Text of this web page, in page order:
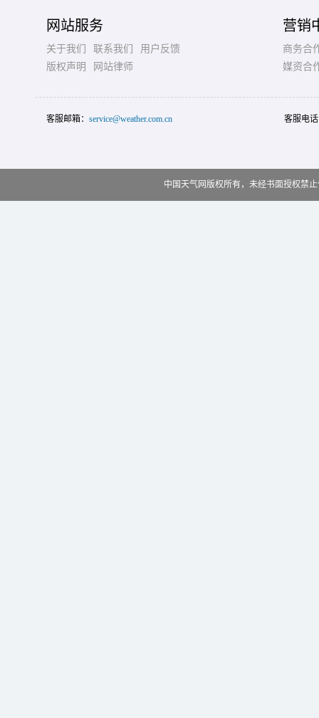
网站服务
关于我们 联系我们
用户反馈
版权声明
网站律师
营销
商务合
媒资合
客服邮箱： service@weather.com.cn 客服电
中国天气网版权所有，未经书面授权